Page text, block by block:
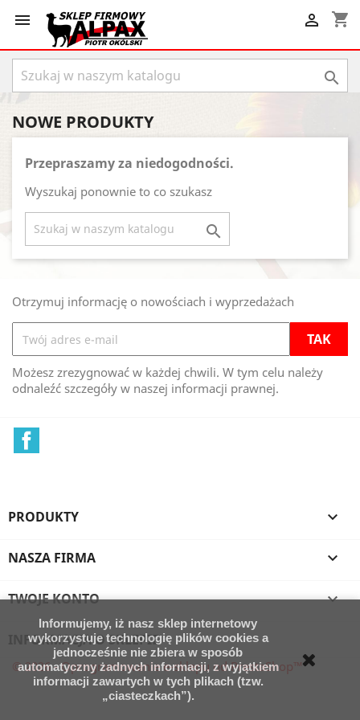
 shopping_cart


NOWE PRODUKTY
Przepraszamy za niedogodności.
Wyszukaj ponownie to co szukasz

Otrzymuj informację o nowościach i wyprzedażach
Możesz zrezygnować w każdej chwili. W tym celu należy
odnaleźć szczegóły w naszej informacji prawnej.
PRODUKTY 
NASZA FIRMA 
TWOJE KONTO 
INFORMACJA O SKLEPIE
Informujemy, iż nasz sklep internetowy
wykorzystuje technologię plików cookies a
jednocześnie nie zbiera w sposób
automatyczny żadnych informacji, z wyjątkiem
informacji zawartych w tych plikach (tzw.
„ciasteczkach”).
© 2026 - Oprogramowanie e-sklepu od PrestaShop™